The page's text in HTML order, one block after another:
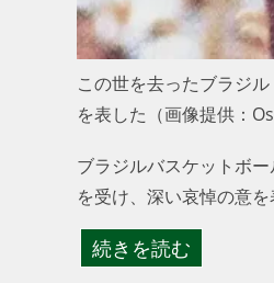
この世を去ったブラジ
を表した（画像提供：
ブラジルバスケットボ
とを受け、深い哀悼の意
続きを読む